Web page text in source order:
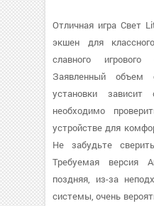
Отличная игра Свет
экшен для
славного игрового
Заявленный объем
установки зависит
необходимо
устройстве для
Не забудьте
Требуемая версия
поздняя, из-за
системы, очень